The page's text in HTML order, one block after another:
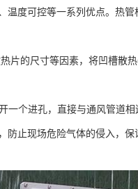
度可控等一系列优点。热管
片的尺寸等因素，将凹槽散
一个进孔，直接与通风管道
止现场危险气体的侵入，